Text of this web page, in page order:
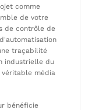
comme
de votre
de contrôle de
traçabilité
industrielle du
média
bénéficie